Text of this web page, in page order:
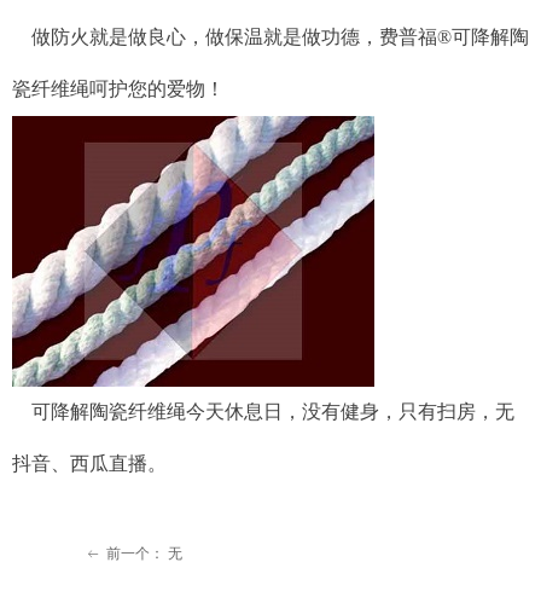
ꂃ 前一个： 无
做防火就是做良心，做保温就是做功德，费普福®可降解陶
瓷纤维绳呵护您的爱物！
可降解陶瓷纤维绳今天休息日，没有健身，只有扫房，无
抖音、西瓜直播。